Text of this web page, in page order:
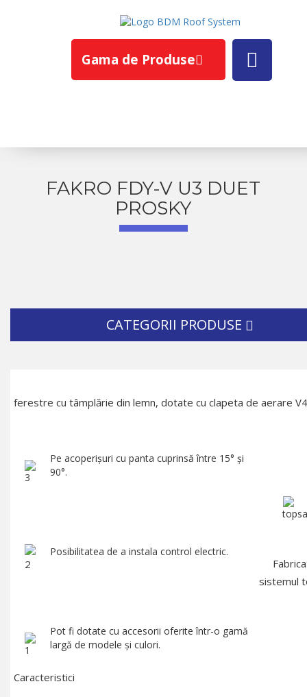
Gama de Produse
FAKRO FDY-V U3 DUET
PROSKY
CATEGORII PRODUSE
ferestre cu tâmplărie din lemn, dotate cu clapeta de aerare
Pe acoperişuri cu panta cuprinsă între 15° şi
90°.
sistemul
Posibilitatea de a instala control electric.
Pot fi dotate cu accesorii oferite într-o gamă
largă de modele şi culori.
Caracteristici